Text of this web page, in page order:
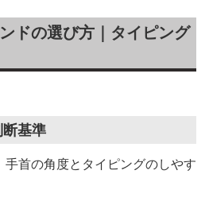
ドの選び方｜タイピング
基準
首の角度とタイピングのしやす